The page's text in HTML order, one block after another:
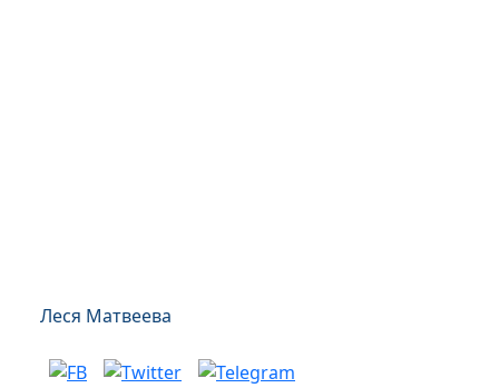
Леся Матвеева